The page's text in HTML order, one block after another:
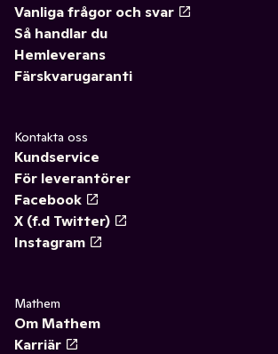
Vanliga frågor och svar
Så handlar du
Hemleverans
Färskvarugaranti
Kontakta oss
Kundservice
För leverantörer
Facebook
X (f.d Twitter)
Instagram
Mathem
Om Mathem
Karriär